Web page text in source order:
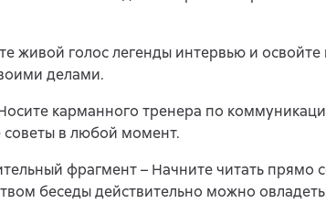
живой голос легенды интервью и освойте
делами.
карманного тренера по
советы в любой момент.
фрагмент – Начните читать прямо
беседы действительно можно